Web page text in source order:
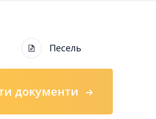
Песель
документи